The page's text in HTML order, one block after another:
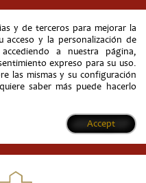
y de terceros para mejorar la
acceso y la personalización de
a nuestra página,
expreso para su uso.
las mismas y su configuración
saber más puede hacerlo
Accept